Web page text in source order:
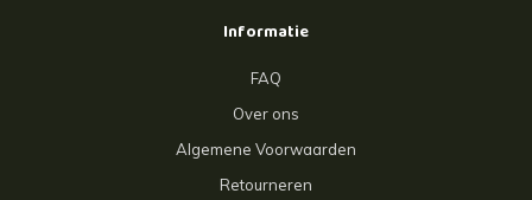
Informatie
FAQ
Over ons
Algemene Voorwaarden
Retourneren